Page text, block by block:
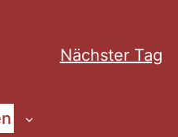
Nächster Tag